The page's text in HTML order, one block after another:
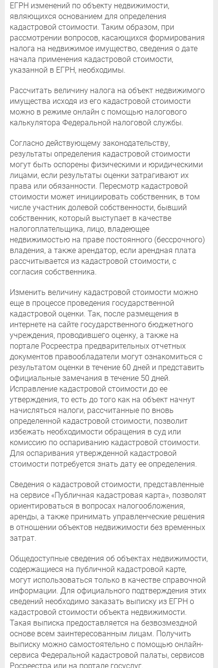
ЕГРН изменений по объекту недвижимости,
являющихся основанием для определения
кадастровой стоимости. Таким образом, при
рассмотрении вопросов, касающихся формирования
налога на недвижимое имущество, сведения о дате
начала применения кадастровой стоимости,
указанной в ЕГРН, необходимы.
Рассчитать величину налога на объект недвижимого
имущества исходя из его кадастровой стоимости
можно в режиме онлайн с помощью налогового
калькулятора Федеральной налоговой службы.
Согласно действующему законодательству,
результаты определения кадастровой стоимости
могут быть оспорены физическими и юридическими
лицами, если результаты оценки затрагивают их
права или обязанности. Пересмотр кадастровой
стоимости может инициировать собственник, в том
числе участник долевой собственности, бывший
собственник, который выступает в качестве
налогоплательщика, лицо, владеющее
недвижимостью на праве постоянного (бессрочного)
владения, а также арендатор, если арендная плата
рассчитывается из кадастровой стоимости, с
согласия собственника.
Изменить величину кадастровой стоимости можно
еще в процессе проведения государственной
кадастровой оценки. Так, после размещения в
интернете на сайте государственного бюджетного
учреждения, проводившего оценку, а также на
портале Росреестра предварительных отчетных
документов правообладатели могут ознакомиться с
результатом оценки в течение 60 дней и представить
официальные замечания в течение 50 дней.
Исправление кадастровой стоимости до ее
утверждения, то есть до того как на объект начнут
начисляться налоги, рассчитанные по вновь
определенной кадастровой стоимости, позволит
избежать необходимости обращения в суд или
комиссию по оспариванию кадастровой стоимости.
Для оспаривания утвержденной кадастровой
стоимости потребуется знать дату ее определения.
Сведения о кадастровой стоимости, представленные
на сервисе «Публичная кадастровая карта», позволят
ориентироваться в вопросах налогообложения,
аренды, а также принимать управленческие решения
в отношении объектов недвижимости без временных
затрат.
Общедоступные сведения об объектах недвижимости,
содержащиеся на публичной кадастровой карте,
могут использоваться только в качестве справочной
информации. Для официального подтверждения этих
сведений необходимо заказать выписку из ЕГРН о
кадастровой стоимости объекта недвижимости.
Такая выписка предоставляется на безвозмездной
основе всем заинтересованным лицам. Получить
выписку можно самостоятельно с помощью онлайн-
сервиса Федеральной кадастровой палаты, сервисов
Росреестра или на портале госуслуг.